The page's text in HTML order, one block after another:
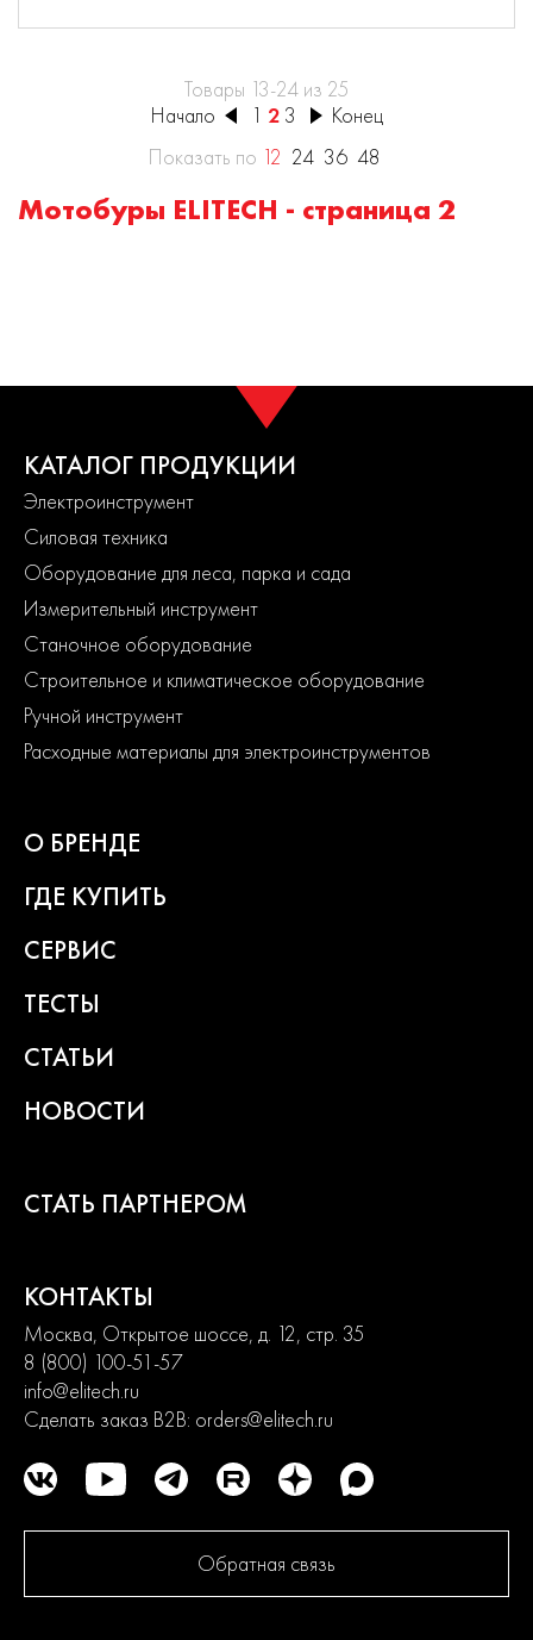
Товары 13-24 из 25
Начало
1 2 3
Конец
Показать по 12 24 36 48
Мотобуры ELITECH - страница 2
КАТАЛОГ ПРОДУКЦИИ
Электроинструмент
Силовая техника
Оборудование для леса, парка и сада
Измерительный инструмент
Станочное оборудование
Строительное и климатическое оборудование
Ручной инструмент
Расходные материалы для электроинструментов
О БРЕНДЕ
ГДЕ КУПИТЬ
СЕРВИС
ТЕСТЫ
СТАТЬИ
НОВОСТИ
СТАТЬ ПАРТНЕРОМ
КОНТАКТЫ
Москва, Открытое шоссе, д. 12, стр. 35
8 (800) 100-51-57
info@elitech.ru
Сделать заказ B2B: orders@elitech.ru
Обратная связь